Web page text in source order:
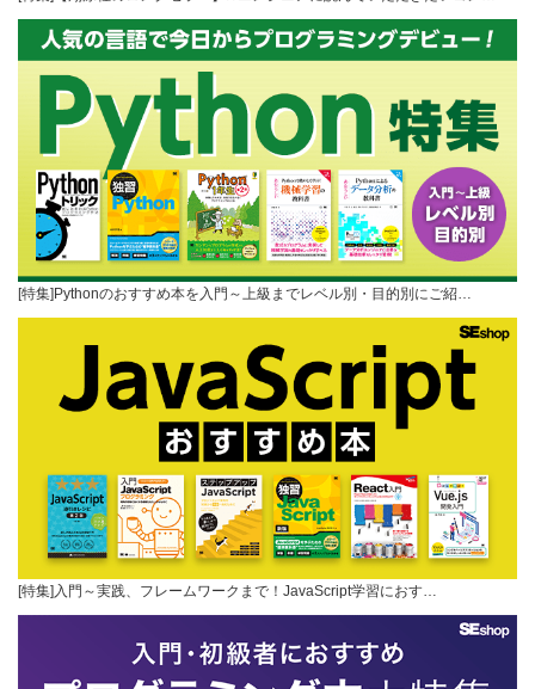
[特集]Pythonのおすすめ本を入門～上級までレベル別・目的別にご紹…
[特集]入門～実践、フレームワークまで！JavaScript学習におす…